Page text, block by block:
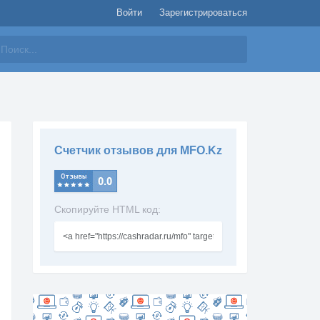
Войти Зарегистрироваться
Счетчик отзывов для MFO.Kz
Скопируйте HTML код: